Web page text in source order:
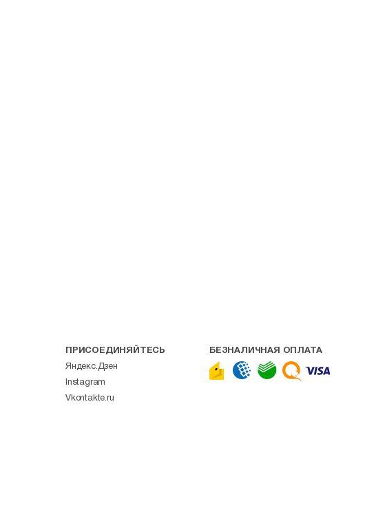
ПРИСОЕДИНЯЙТЕСЬ
Яндекс.Дзен
Instagram
Vkontakte.ru
БЕЗНАЛИЧНАЯ ОПЛАТА